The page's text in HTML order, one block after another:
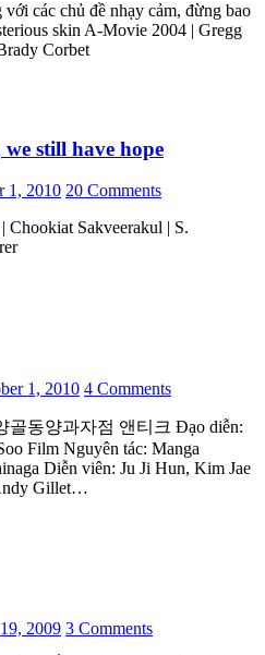
các chủ đề nhạy cảm, đừng bao
skin A-Movie 2004 | Gregg
Corbet
we still have hope
1, 2010 20 Comments
Chookiat Sakveerakul | S.
1, 2010 4 Comments
골동양과자점 앤티크 Đạo diễn:
Film Nguyên tác: Manga
Diễn viên: Ju Ji Hun, Kim Jae
Gillet…
2009 3 Comments